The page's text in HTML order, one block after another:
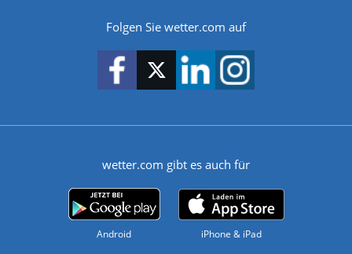
Folgen Sie wetter.com auf
wetter.com gibt es auch für
Android iPhone & iPad